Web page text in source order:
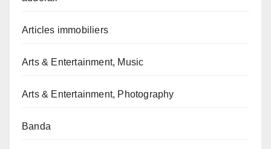
Articles immobiliers
Arts & Entertainment, Music
Arts & Entertainment, Photography
Banda